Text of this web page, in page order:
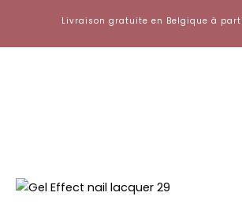
contenu
Livraison gratuite en Belgique à
quantité